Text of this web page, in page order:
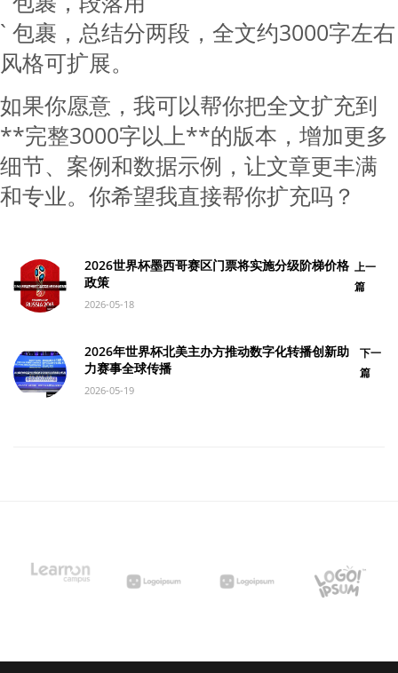
` 包裹，总结分两段，全文约3000字左右
风格可扩展。
如果你愿意，我可以帮你把全文扩充到
**完整3000字以上**的版本，增加更多
细节、案例和数据示例，让文章更丰满
和专业。你希望我直接帮你扩充吗？
2026世界杯墨西哥赛区门票将实施分级阶梯价格
政策
2026-05-18
上一
篇
2026年世界杯北美主办方推动数字化转播创新助
力赛事全球传播
2026-05-19
下一
篇